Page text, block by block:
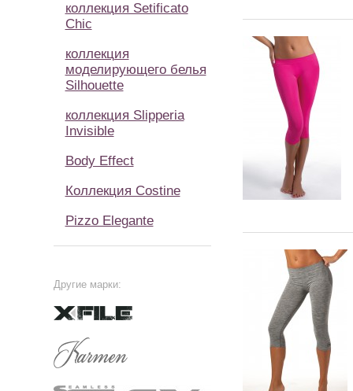
коллекция Setificato
Chic
коллекция
моделирующего белья
Silhouette
коллекция Slipperia
Invisible
Body Effect
Коллекция Costine
Pizzo Elegante
Другие марки: